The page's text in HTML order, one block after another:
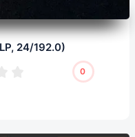
24/192.0)
0